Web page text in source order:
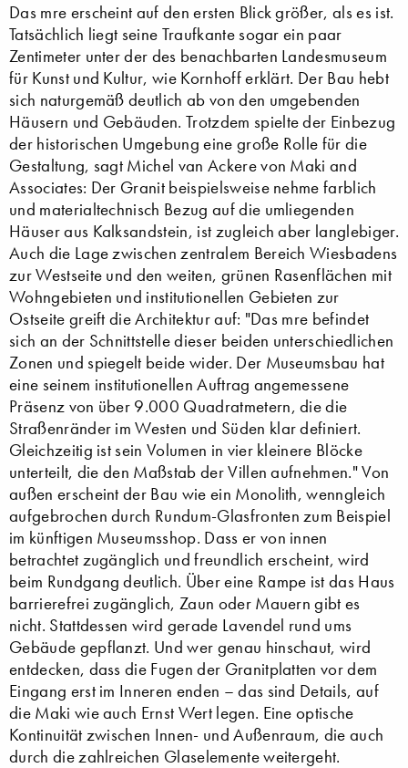
Das mre erscheint auf den ersten Blick größer, als es ist.
Tatsächlich liegt seine Traufkante sogar ein paar
Zentimeter unter der des benachbarten Landesmuseum
für Kunst und Kultur, wie Kornhoff erklärt. Der Bau hebt
sich naturgemäß deutlich ab von den umgebenden
Häusern und Gebäuden. Trotzdem spielte der Einbezug
der historischen Umgebung eine große Rolle für die
Gestaltung, sagt Michel van Ackere von Maki and
Associates: Der Granit beispielsweise nehme farblich
und materialtechnisch Bezug auf die umliegenden
Häuser aus Kalksandstein, ist zugleich aber langlebiger.
Auch die Lage zwischen zentralem Bereich Wiesbadens
zur Westseite und den weiten, grünen Rasenflächen mit
Wohngebieten und institutionellen Gebieten zur
Ostseite greift die Architektur auf: "Das mre befindet
sich an der Schnittstelle dieser beiden unterschiedlichen
Zonen und spiegelt beide wider. Der Museumsbau hat
eine seinem institutionellen Auftrag angemessene
Präsenz von über 9.000 Quadratmetern, die die
Straßenränder im Westen und Süden klar definiert.
Gleichzeitig ist sein Volumen in vier kleinere Blöcke
unterteilt, die den Maßstab der Villen aufnehmen." Von
außen erscheint der Bau wie ein Monolith, wenngleich
aufgebrochen durch Rundum-Glasfronten zum Beispiel
im künftigen Museumsshop. Dass er von innen
betrachtet zugänglich und freundlich erscheint, wird
beim Rundgang deutlich. Über eine Rampe ist das Haus
barrierefrei zugänglich, Zaun oder Mauern gibt es
nicht. Stattdessen wird gerade Lavendel rund ums
Gebäude gepflanzt. Und wer genau hinschaut, wird
entdecken, dass die Fugen der Granitplatten vor dem
Eingang erst im Inneren enden – das sind Details, auf
die Maki wie auch Ernst Wert legen. Eine optische
Kontinuität zwischen Innen- und Außenraum, die auch
durch die zahlreichen Glaselemente weitergeht.